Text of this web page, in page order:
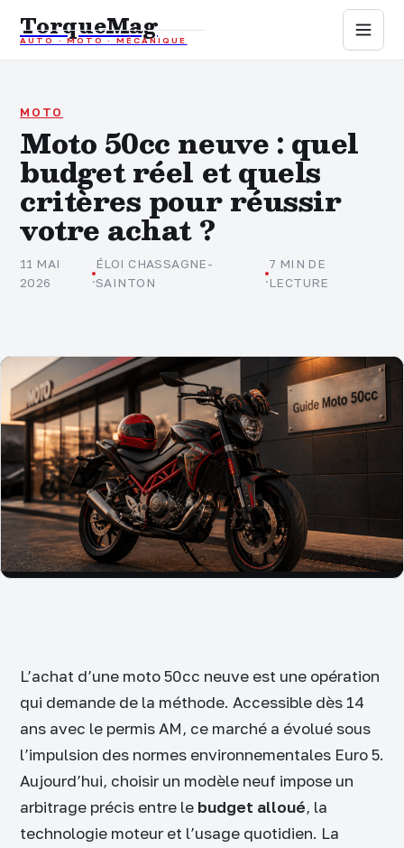
TorqueMag
AUTO · MOTO · MÉCANIQUE
Auto
Mécanique
Sports mécaniques
Assurance
MOTO
Moto 50cc neuve : quel
budget réel et quels
critères pour réussir
votre achat ?
11 MAI
2026
·
ÉLOI CHASSAGNE-
SAINTON
·
7 MIN DE
LECTURE
L’achat d’une moto 50cc neuve est une opération
qui demande de la méthode. Accessible dès 14
ans avec le permis AM, ce marché a évolué sous
l’impulsion des normes environnementales Euro 5.
Aujourd’hui, choisir un modèle neuf impose un
arbitrage précis entre le budget alloué, la
technologie moteur et l’usage quotidien. La